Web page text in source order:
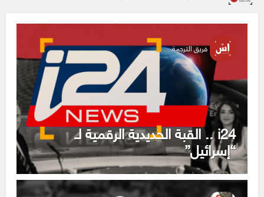
فريق الترجمة
i24 .. القبة الحديدية الرقمية لـ
“إسرائيل”